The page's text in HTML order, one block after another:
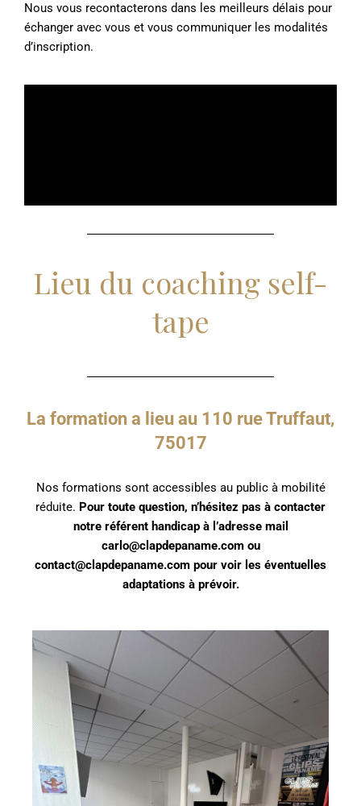
Nous vous recontacterons dans les meilleurs délais pour
échanger avec vous et vous communiquer les modalités
d’inscription.
Lieu du coaching self-
tape
La formation a lieu au 110 rue Truffaut,
75017
Nos formations sont accessibles au public à mobilité
réduite. Pour toute question, n’hésitez pas à contacter
notre référent handicap à l’adresse mail
carlo@clapdepaname.comou
contact@clapdepaname.com pour voir les éventuelles
adaptations à prévoir.